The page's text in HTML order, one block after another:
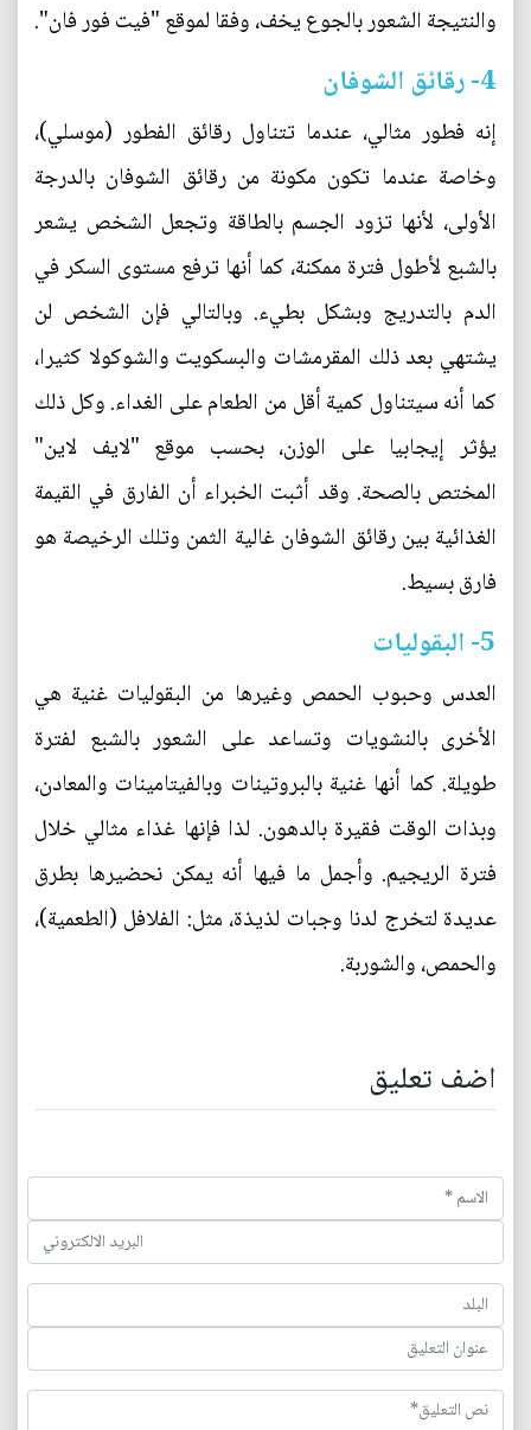
والنتيجة الشعور بالجوع يخف، وفقا لموقع "فيت فور فان".
4- رقائق الشوفان
إنه فطور مثالي، عندما تتناول رقائق الفطور (موسلي)،
وخاصة عندما تكون مكونة من رقائق الشوفان بالدرجة
الأولى، لأنها تزود الجسم بالطاقة وتجعل الشخص يشعر
بالشبع لأطول فترة ممكنة، كما أنها ترفع مستوى السكر في
الدم بالتدريج وبشكل بطيء. وبالتالي فإن الشخص لن
يشتهي بعد ذلك المقرمشات والبسكويت والشوكولا كثيرا،
كما أنه سيتناول كمية أقل من الطعام على الغداء. وكل ذلك
يؤثر إيجابيا على الوزن، بحسب موقع "لايف لاين"
المختص بالصحة. وقد أثبت الخبراء أن الفارق في القيمة
الغذائية بين رقائق الشوفان غالية الثمن وتلك الرخيصة هو
فارق بسيط.
5- البقوليات
العدس وحبوب الحمص وغيرها من البقوليات غنية هي
الأخرى بالنشويات وتساعد على الشعور بالشبع لفترة
طويلة. كما أنها غنية بالبروتينات وبالفيتامينات والمعادن،
وبذات الوقت فقيرة بالدهون. لذا فإنها غذاء مثالي خلال
فترة الريجيم. وأجمل ما فيها أنه يمكن نحضيرها بطرق
عديدة لتخرج لدنا وجبات لذيذة، مثل: الفلافل (الطعمية)،
والحمص، والشوربة.
اضف تعليق